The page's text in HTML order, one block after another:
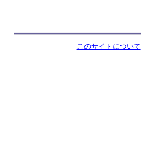
このサイトについて